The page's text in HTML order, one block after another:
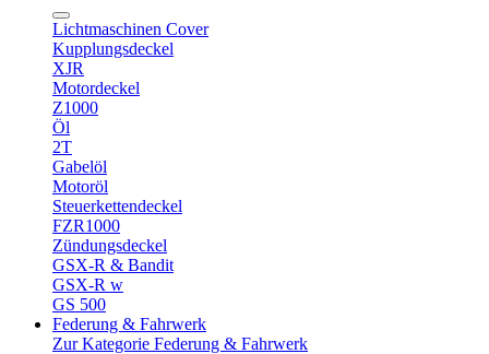
Lichtmaschinen Cover
Kupplungsdeckel
XJR
Motordeckel
Z1000
Öl
2T
Gabelöl
Motoröl
Steuerkettendeckel
FZR1000
Zündungsdeckel
GSX-R & Bandit
GSX-R w
GS 500
Federung & Fahrwerk
Zur Kategorie Federung & Fahrwerk